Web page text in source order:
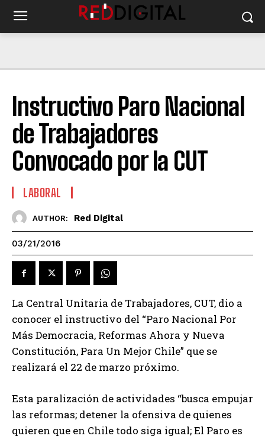
Instructivo Paro Nacional
de Trabajadores
Convocado por la CUT
LABORAL
AUTHOR: Red Digital
03/21/2016
La Central Unitaria de Trabajadores, CUT, dio a
conocer el instructivo del “Paro Nacional Por
Más Democracia, Reformas Ahora y Nueva
Constitución, Para Un Mejor Chile” que se
realizará el 22 de marzo próximo.
Esta paralización de actividades “busca empujar
las reformas; detener la ofensiva de quienes
quieren que en Chile todo siga igual; El Paro es